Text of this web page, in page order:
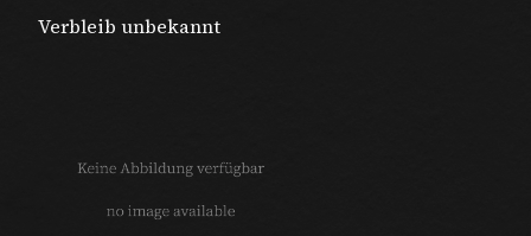
Verbleib unbekannt